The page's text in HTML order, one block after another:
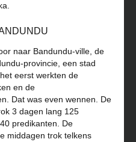
naar Bandundu-ville, de
provincie, een stad
eerst werkten de
en de
Dat was even wennen. De
3 dagen lang 125
predikanten. De
middagen trok telkens